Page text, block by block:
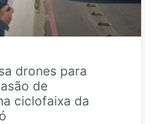
drones para
de
ciclofaixa da